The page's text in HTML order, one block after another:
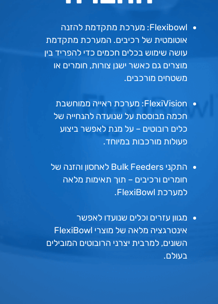
Flexibowl: מערכת מתקדמת להזנה
אוטומטית של רכיבים. המערכת מתקדמת
עושה שימוש בכלים חכמים כדי להפריד בין
מוצרים גם כאשר ישנן צורות, חומרים או
משטחים מורכבים.
FlexiVision: מערכת ראייה ממוחשבת
חכמה מבוססת על שנועדה להנחייה של
כלים רובוטים – על מנת לאפשר ביצוע
פעולות מורכבות במיוחד.
התקני Bulk Feeders לאחסון והזנה של
חומרים ורכיבים – תוך תאימות מלאה
למערכת FlexiBowl.
מגוון עזרים וכלים שנועדו לאפשר
אינטרגציה מלאה של מוצרי FlexiBowl
השונים, למרבית יצרני הרובוטים המובילים
בעולם.